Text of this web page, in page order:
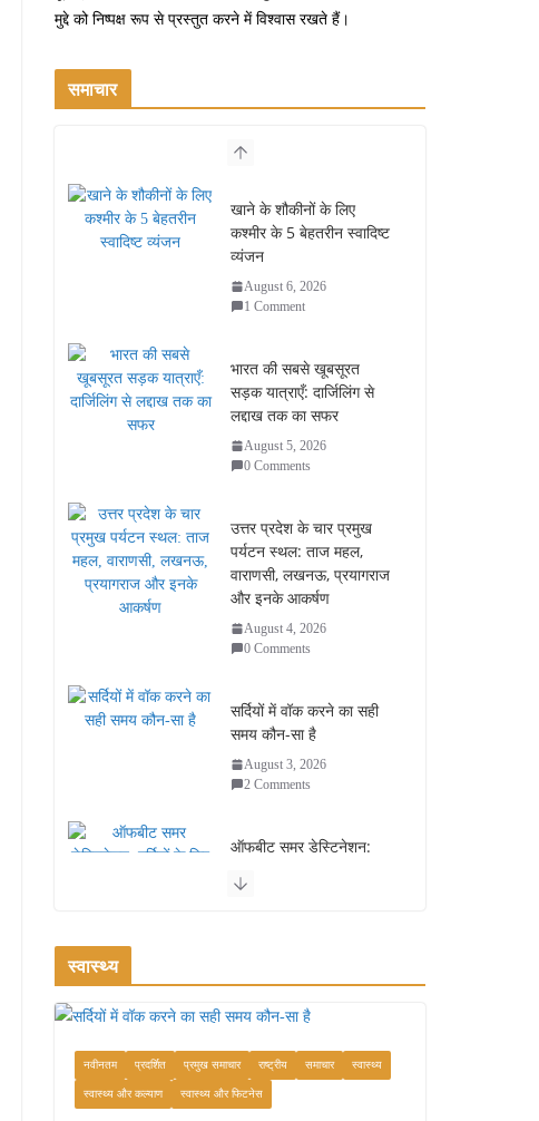
मुद्दे को निष्पक्ष रूप से प्रस्तुत करने में विश्वास रखते हैं।
समाचार
खाने के शौकीनों के लिए
कश्मीर के 5 बेहतरीन स्वादिष्ट
व्यंजन
August 6, 2026
1 Comment
भारत की सबसे खूबसूरत
सड़क यात्राएँ: दार्जिलिंग से
लद्दाख तक का सफर
August 5, 2026
0 Comments
उत्तर प्रदेश के चार प्रमुख
पर्यटन स्थल: ताज महल,
वाराणसी, लखनऊ, प्रयागराज
और इनके आकर्षण
August 4, 2026
0 Comments
सर्दियों में वॉक करने का सही
समय कौन-सा है
August 3, 2026
2 Comments
ऑफबीट समर डेस्टिनेशन:
जगहें – भीड़ से दूर छुट्टियां
कश्मीर यात्रा गाइड:
प्राकृतिक सुंदरता और
स्वादिष्ट भोजन का अनूठा संगम
August 1, 2026
1 Comment
स्वास्थ्य
नवीनतम प्रदर्शित प्रमुख समाचार राष्ट्रीय समाचार स्वास्थ्य
स्वास्थ्य और कल्याण स्वास्थ्य और फिटनेस